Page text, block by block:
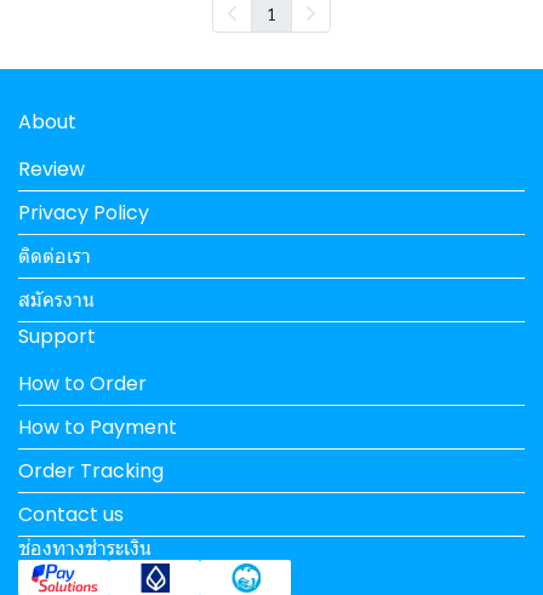
1
About
Review
Privacy Policy
ติดต่อเรา
สมัครงาน
Support
How to Order
How to Payment
Order Tracking
Contact us
ช่องทางชำระเงิน